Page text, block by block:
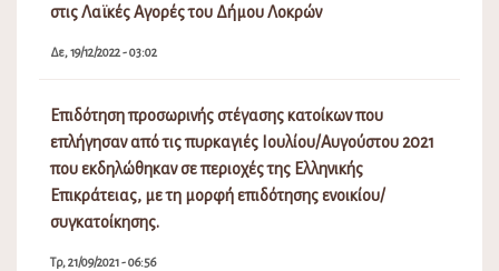
στις Λαϊκές Αγορές του Δήμου Λοκρών
Δε, 19/12/2022 - 03:02
Επιδότηση προσωρινής στέγασης κατοίκων που
επλήγησαν από τις πυρκαγιές Ιουλίου/Αυγούστου 2021
που εκδηλώθηκαν σε περιοχές της Ελληνικής
Επικράτειας, με τη μορφή επιδότησης ενοικίου/
συγκατοίκησης.
Τρ, 21/09/2021 - 06:56